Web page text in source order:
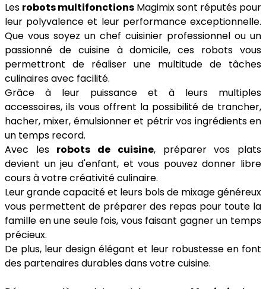
Les robots multifonctions Magimix sont réputés pour
leur polyvalence et leur performance exceptionnelle.
Que vous soyez un chef cuisinier professionnel ou un
passionné de cuisine à domicile, ces robots vous
permettront de réaliser une multitude de tâches
culinaires avec facilité.
Grâce à leur puissance et à leurs multiples
accessoires, ils vous offrent la possibilité de trancher,
hacher, mixer, émulsionner et pétrir vos ingrédients en
un temps record.
Avec les robots de cuisine, préparer vos plats
devient un jeu d'enfant, et vous pouvez donner libre
cours à votre créativité culinaire.
Leur grande capacité et leurs bols de mixage généreux
vous permettent de préparer des repas pour toute la
famille en une seule fois, vous faisant gagner un temps
précieux.
De plus, leur design élégant et leur robustesse en font
des partenaires durables dans votre cuisine.